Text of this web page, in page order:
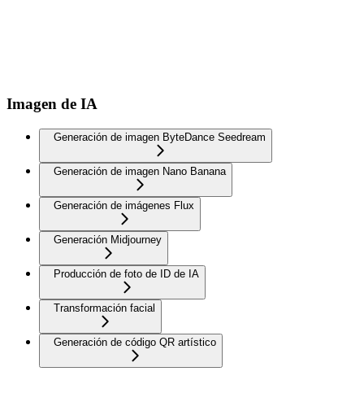
Imagen de IA
Generación de imagen ByteDance Seedream
Generación de imagen Nano Banana
Generación de imágenes Flux
Generación Midjourney
Producción de foto de ID de IA
Transformación facial
Generación de código QR artístico